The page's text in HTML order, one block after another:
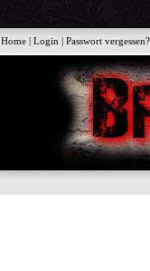
Home |Login |Passwort vergessen?